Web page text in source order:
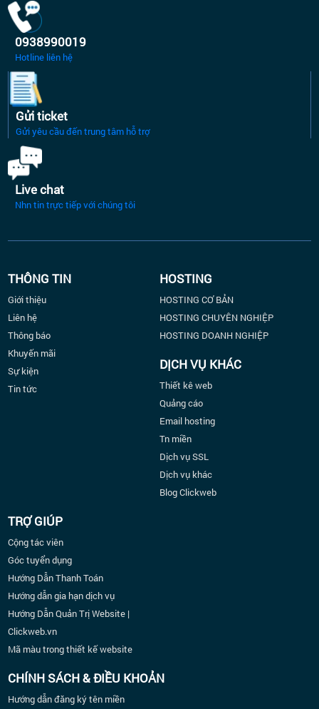
0938990019
Hotline liên hệ
Gửi ticket
Gửi yêu cầu đến trung tâm hỗ trợ
Live chat
Nhn tin trực tiếp với chúng tôi
THÔNG TIN
Giới thiệu
Liên hệ
Thông báo
Khuyến mãi
Sự kiện
Tin tức
HOSTING
HOSTING CƠ BẢN
HOSTING CHUYÊN NGHIỆP
HOSTING DOANH NGHIỆP
DỊCH VỤ KHÁC
Thiết kê web
Quảng cáo
Email hosting
Tn miền
Dịch vụ SSL
Dịch vụ khác
Blog Clickweb
TRỢ GIÚP
Cộng tác viên
Góc tuyển dụng
Hướng Dẫn Thanh Toán
Hướng dẫn gia hạn dịch vụ
Hướng Dẫn Quản Trị Website |
Clickweb.vn
Mã màu trong thiết kế website
CHÍNH SÁCH & ĐIỀU KHOẢN
Hướng dẫn đăng ký tên miền